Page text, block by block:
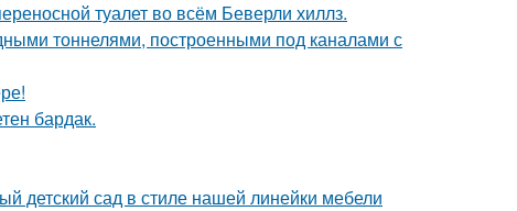
туалет во всём Беверли хиллз.
тоннелями, построенными под каналами с
бардак.
детский сад в стиле нашей линейки мебели